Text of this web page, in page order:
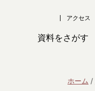
アクセス
資料をさがす
ホーム